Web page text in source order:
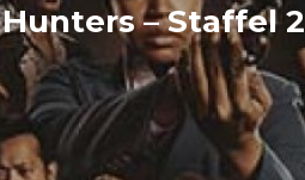
Hunters – Staffel 2